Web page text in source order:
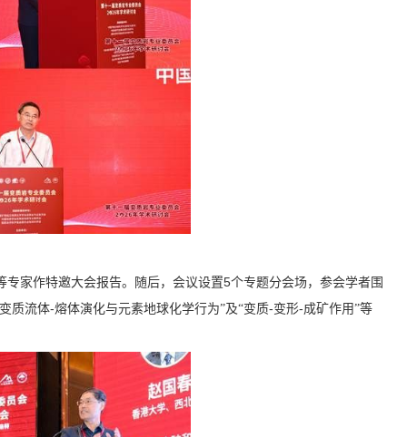
家作特邀大会报告。随后，会议设置5个专题分会场，参会学者围
质流体-熔体演化与元素地球化学行为”及“变质-变形-成矿作用”等